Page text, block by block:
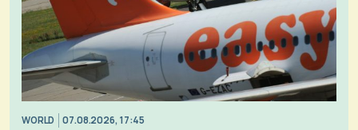
WORLD 07.08.2026, 17:45